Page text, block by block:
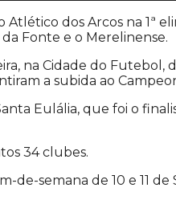
Atlético dos Arcos na 1ª
Fonte e o Merelinense.
na Cidade do
a subida ao
Eulália, que foi o
34 clubes.
de-semana de 10 e 11 de